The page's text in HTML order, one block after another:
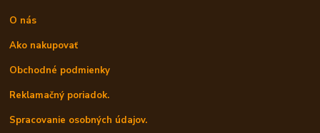
O nás
Ako nakupovať
Obchodné podmienky
Reklamačný poriadok.
Spracovanie osobných údajov.